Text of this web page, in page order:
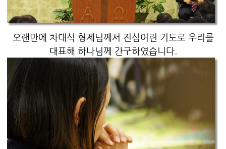
오랜만에 차대식 형제님께서 진심어린 기도로 우리를
대표해 하나님께 간구하였습니다.